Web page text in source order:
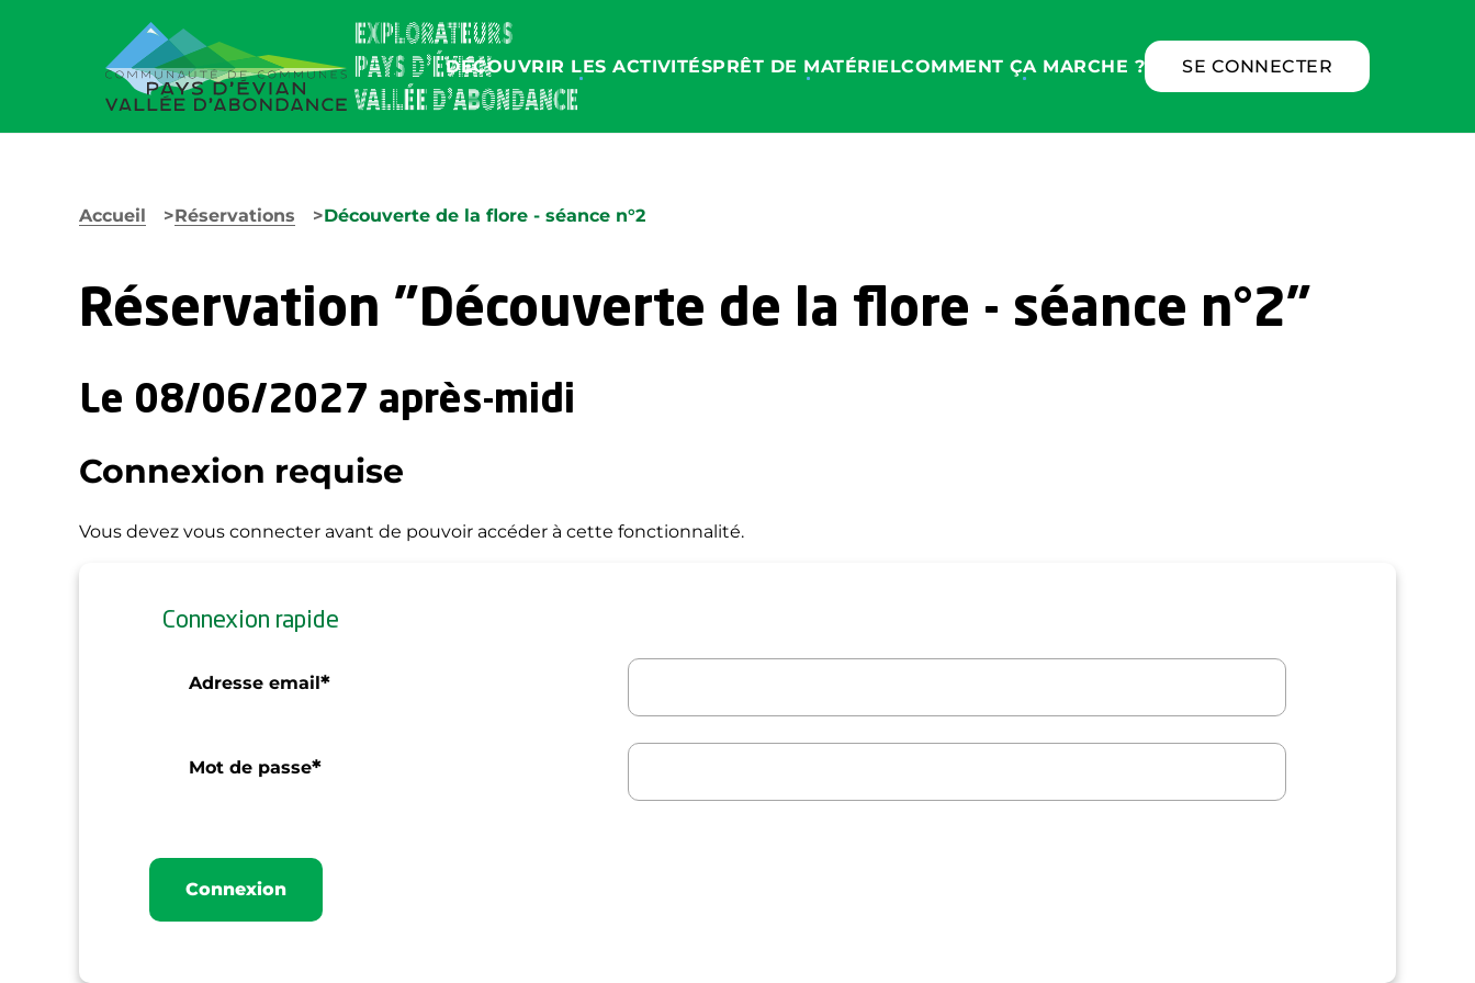
DÉCOUVRIR LES ACTIVITÉSPRÊT DE MATÉRIELCOMMENT ÇA MARCHE ? SE CONNECTER
Accueil Réservations Découverte de la flore - séance n°2
Réservation "Découverte de la flore - séance n°2"
Le 08/06/2027 après-midi
Connexion requise
Vous devez vous connecter avant de pouvoir accéder à cette fonctionnalité.
Connexion rapide
Adresse email*
Mot de passe*